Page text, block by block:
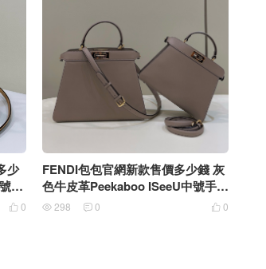
少
手
 0
FENDI包包官網新款售價多少錢 灰
色牛皮革Peekaboo ISeeU中號手提
包
 0
 298  0